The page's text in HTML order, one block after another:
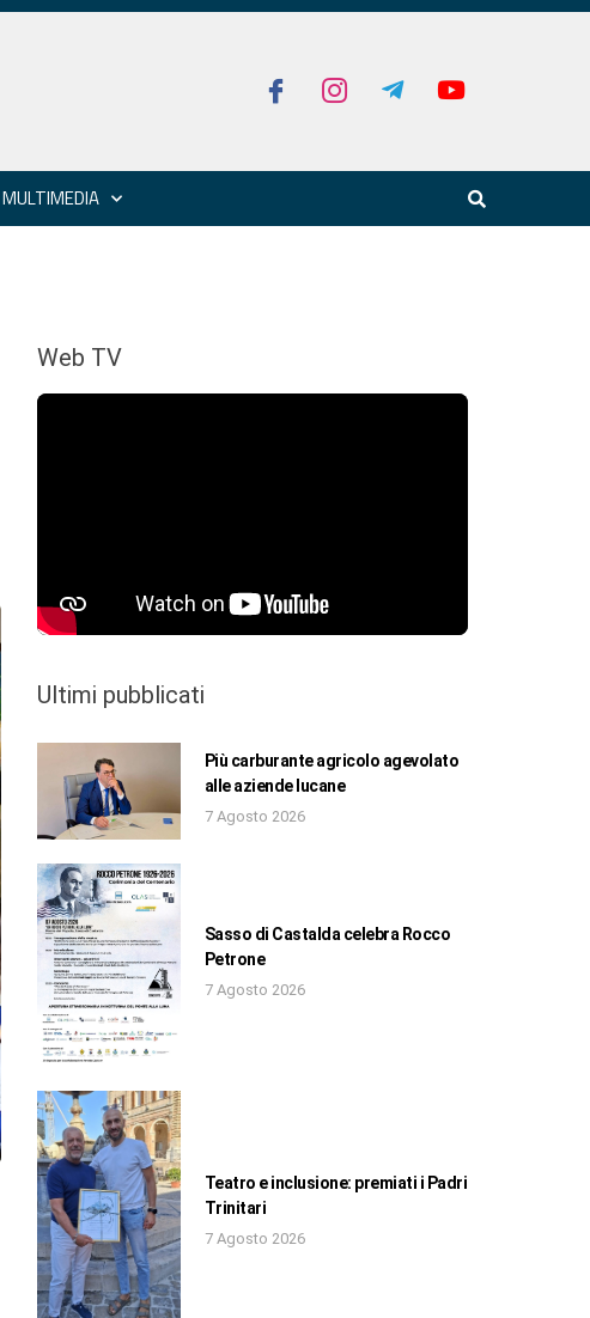
MULTIMEDIA
Web TV
Ultimi pubblicati
Più carburante agricolo agevolato
alle aziende lucane
7 Agosto 2026
Sasso di Castalda celebra Rocco
Petrone
7 Agosto 2026
Teatro e inclusione: premiati i Padri
Trinitari
7 Agosto 2026